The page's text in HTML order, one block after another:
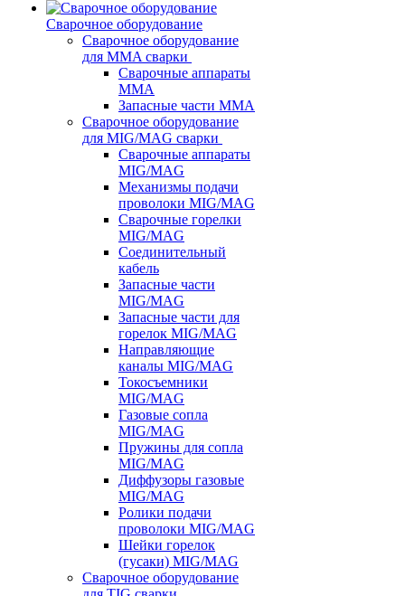
Сварочное оборудование
Сварочное оборудование
для MMA сварки
Сварочные аппараты
MMA
Запасные части MMA
Сварочное оборудование
для MIG/MAG сварки
Сварочные аппараты
MIG/MAG
Механизмы подачи
проволоки MIG/MAG
Сварочные горелки
MIG/MAG
Соединительный
кабель
Запасные части
MIG/MAG
Запасные части для
горелок MIG/MAG
Направляющие
каналы MIG/MAG
Токосъемники
MIG/MAG
Газовые сопла
MIG/MAG
Пружины для сопла
MIG/MAG
Диффузоры газовые
MIG/MAG
Ролики подачи
проволоки MIG/MAG
Шейки горелок
(гусаки) MIG/MAG
Сварочное оборудование